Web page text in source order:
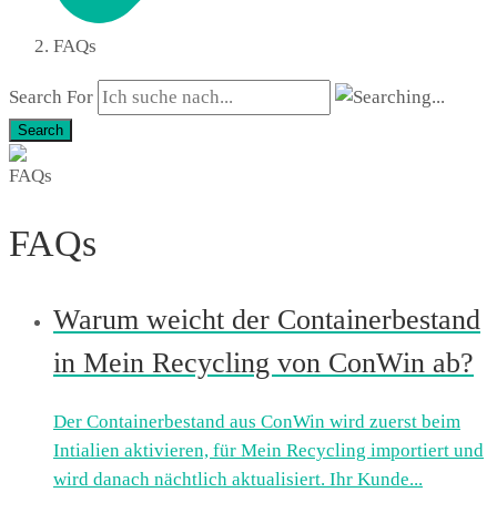
FAQs
Search For
Search
FAQs
Warum weicht der Containerbestand
in Mein Recycling von ConWin ab?
Der Containerbestand aus ConWin wird zuerst beim
Intialien aktivieren, für Mein Recycling importiert und
wird danach nächtlich aktualisiert. Ihr Kunde...